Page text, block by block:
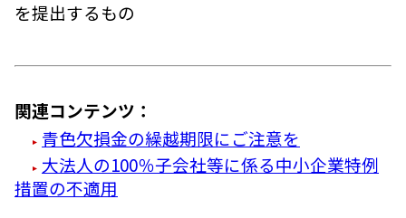
を提出するもの
関連コンテンツ：
青色欠損金の繰越期限にご注意を
大法人の100％子会社等に係る中小企業特例
措置の不適用